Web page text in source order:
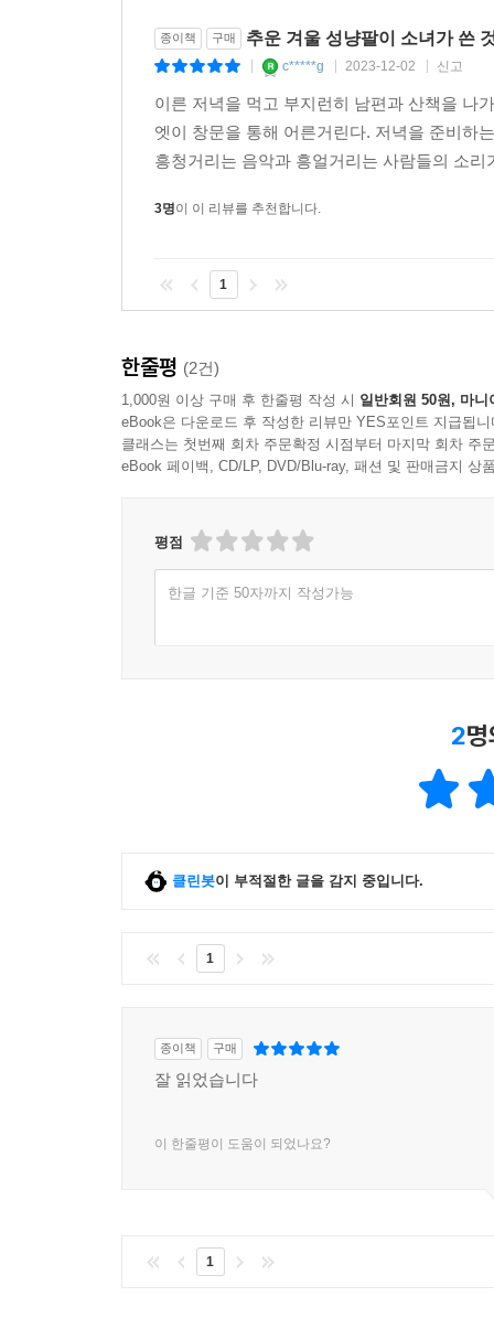
종이책 구매 추운 겨울 성냥팔이 소녀가 쓴
c*****g 2023-12-02 신고
이른 저녁을 먹고 부지런히 남편과 산책을 나
엣이 창문을 통해 어른거린다. 저녁을 준비하
흥청거리는 음악과 흥얼거리는 사람들의 소
3명이 이 리뷰를 추천합니다.
1
한줄평 (2건)
1,000원 이상 구매 후 한줄평 작성 시 일반회원 50원, 마니
eBook은 다운로드 후 작성한 리뷰만 YES포인트 지급됩니
클래스는 첫번째 회차 주문확정 시점부터 마지막 회차 주
eBook 페이백, CD/LP, DVD/Blu-ray, 패션 및 판매금지 상
평점
한글 기준 50자까지 작성가능
2
클린봇이 부적절한 글을 감지 중입니다.
1
종이책 구매
잘 읽었습니다
이 한줄평이 도움이 되었나요?
1